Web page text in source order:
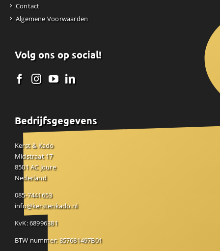
Contact
Algemene Voorwaarden
Volg ons op social!
Bedrijfsgegevens
Kerst & Kado
Midstraat 17
8501 AC Joure
Nederland
085-7441653
info@kerstenkado.nl
KvK: 68996381
BTW nummer: 857681497B01